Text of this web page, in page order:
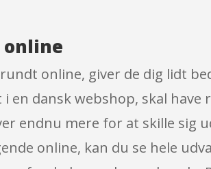
online
online, giver de dig lidt
en dansk webshop, skal
endnu mere for at skille sig
online, kan du se hele